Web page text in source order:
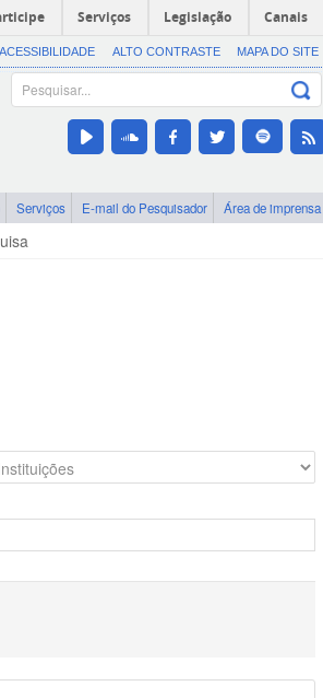
Serviços Legislação Canais
ACESSIBILIDADE ALTO CONTRASTE MAPA DO SITE
Serviços E-mail do Pesquisador Área de imprensa